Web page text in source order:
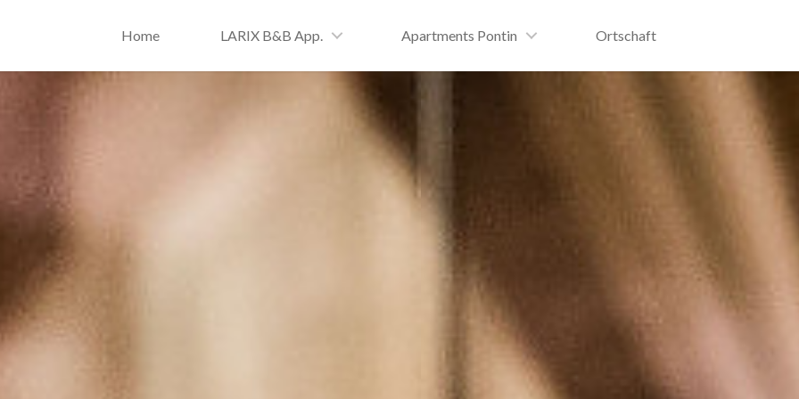
Home LARIX B&B App. Apartments Pontin Ortschaft